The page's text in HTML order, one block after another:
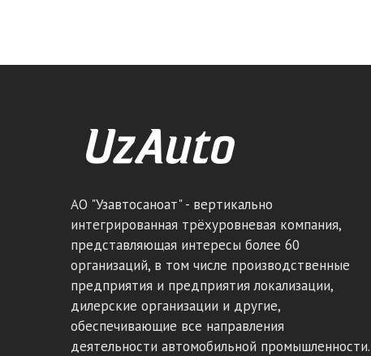
АО "Узавтосаноат" - вертикально
интегрированная трёхуровневая компания,
представляющая интересы более 60
организаций, в том числе производственные
предприятия и предприятия локализации,
дилерские организации и другие,
обеспечивающие все направления
деятельности автомобильной промышленности.